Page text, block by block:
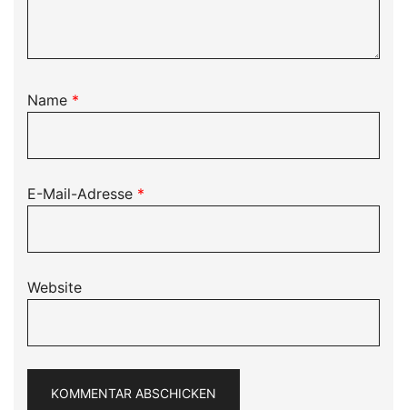
Name *
E-Mail-Adresse *
Website